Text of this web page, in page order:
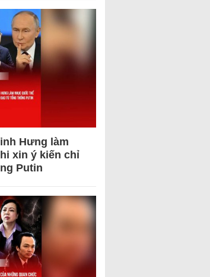
Hưng làm
xin ý kiến chỉ
Putin